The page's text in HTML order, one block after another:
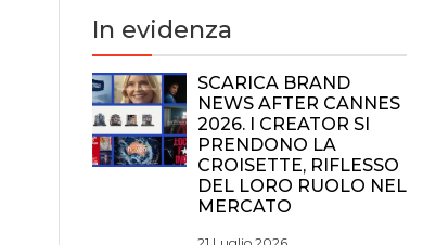
In evidenza
SCARICA BRAND
NEWS AFTER CANNES
2026. I CREATOR SI
PRENDONO LA
CROISETTE, RIFLESSO
DEL LORO RUOLO NEL
MERCATO